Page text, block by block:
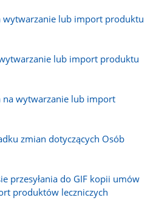
wytwarzanie lub import produktu
lub import produktu
na wytwarzanie lub import
zmian dotyczących Osób
przesyłania do GIF kopii umów
produktów leczniczych